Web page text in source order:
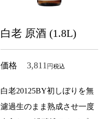
白老 原酒 (1.8L)
価格 3,811 税込
白老20125BY初しぼりを無
濾過生のまま熟成させ一度